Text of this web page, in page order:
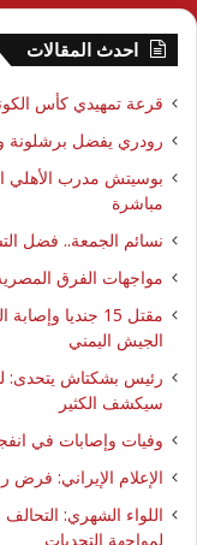
احدث المقالات
قرعة تمهيدي كأس
رودري يفضل برشلونة
بوسيتش مدرب الأهلي
مباشرة
نسائم الجمعة.. فضل
مواجهات الفرق
مقتل 15 جنديا
الجيش اليمني
رئيس بشكتاش يتحدى:
سيكشف الكثير
وفيات وإصابات في
الإعلام الإيراني:
اللواء الشهري:
لمواجهة التحديات